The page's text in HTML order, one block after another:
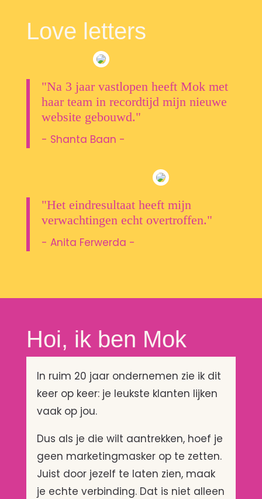
Love letters
"Na 3 jaar vastlopen heeft Mok met
haar team in recordtijd mijn nieuwe
website gebouwd."
- Shanta Baan -
"Het eindresultaat heeft mijn
verwachtingen echt overtroffen."
- Anita Ferwerda -
Hoi, ik ben Mok
In ruim 20 jaar ondernemen zie ik dit
keer op keer: je leukste klanten lijken
vaak op jou.
Dus als je die wilt aantrekken, hoef je
geen marketingmasker op te zetten.
Juist door jezelf te laten zien, maak
je echte verbinding. Dat is niet alleen